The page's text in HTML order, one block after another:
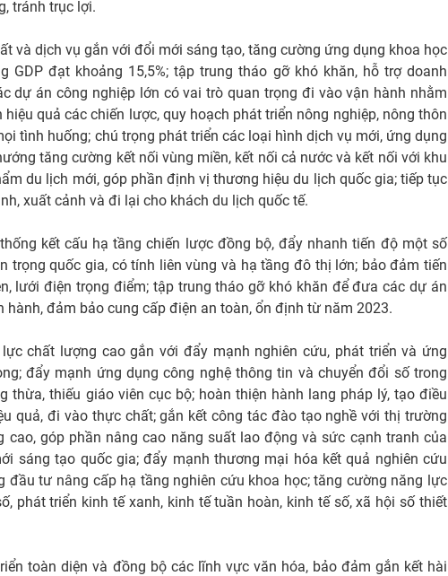
tránh trục lợi.
và dịch vụ gắn với đổi mới sáng tạo, tăng cường ứng dụng khoa học
GDP đạt khoảng 15,5%; tập trung tháo gỡ khó khăn, hỗ trợ doanh
dự án công nghiệp lớn có vai trò quan trọng đi vào vận hành nhằm
quả các chiến lược, quy hoạch phát triển nông nghiệp, nông thôn
tình huống; chú trọng phát triển các loại hình dịch vụ mới, ứng dụng
tăng cường kết nối vùng miền, kết nối cả nước và kết nối với khu
du lịch mới, góp phần định vị thương hiệu du lịch quốc gia; tiếp tục
xuất cảnh và đi lại cho khách du lịch quốc tế.
kết cấu hạ tầng chiến lược đồng bộ, đẩy nhanh tiến độ một số
trọng quốc gia, có tính liên vùng và hạ tầng đô thị lớn; bảo đảm tiến
lưới điện trọng điểm; tập trung tháo gỡ khó khăn để đưa các dự án
đảm bảo cung cấp điện an toàn, ổn định từ năm 2023.
chất lượng cao gắn với đẩy mạnh nghiên cứu, phát triển và ứng
đẩy mạnh ứng dụng công nghệ thông tin và chuyển đổi số trong
thừa, thiếu giáo viên cục bộ; hoàn thiện hành lang pháp lý, tạo điều
quả, đi vào thực chất; gắn kết công tác đào tạo nghề với thị trường
góp phần nâng cao năng suất lao động và sức cạnh tranh của
sáng tạo quốc gia; đẩy mạnh thương mại hóa kết quả nghiên cứu
đầu tư nâng cấp hạ tầng nghiên cứu khoa học; tăng cường năng lực
phát triển kinh tế xanh, kinh tế tuần hoàn, kinh tế số, xã hội số thiết
toàn diện và đồng bộ các lĩnh vực văn hóa, bảo đảm gắn kết hài